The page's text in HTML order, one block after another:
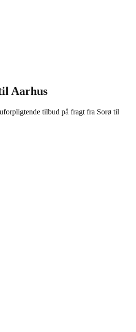
Aarhus
tilbud på fragt fra Sorø til